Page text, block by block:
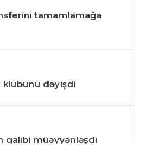
tamamlamağa
klubunu dəyişdi
qalibi müəyyənləşdi